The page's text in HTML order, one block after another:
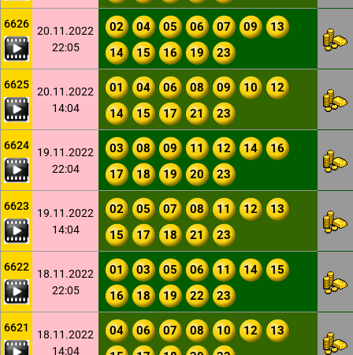
6626
20.11.2022
22:05
02 04 05 06 07 09
13
14
15 16 19 23
6625
20.11.2022
14:04
01 04 06 08 09 10
12
14
15 17 21 23
6624
19.11.2022
22:04
03 08 09 11 12 14
16
17
18 19 20 23
6623
19.11.2022
14:04
02 05 07 08 11 12
13
15
17 18 21 23
6622
18.11.2022
22:05
01 03 05 06 11 14
15
16
18 19 22 23
6621
18.11.2022
14:04
04 06 07 08 10 12
13